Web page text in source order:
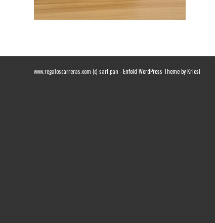
www.regaloscarreras.com (c) sarl pan -Enfold WordPress Theme by Kriesi